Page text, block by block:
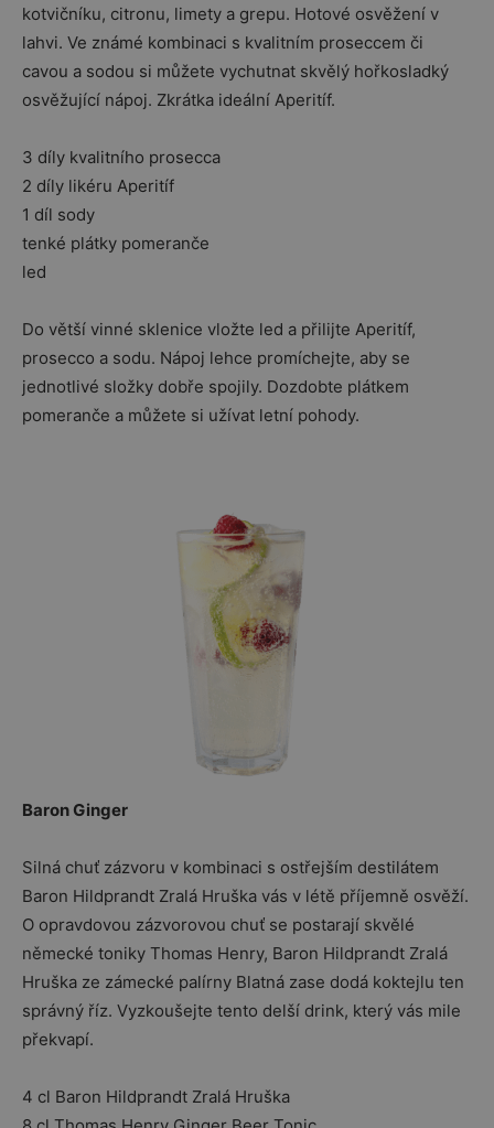
kotvičníku, citronu, limety a grepu. Hotové osvěžení v
lahvi. Ve známé kombinaci s kvalitním proseccem či
cavou a sodou si můžete vychutnat skvělý hořkosladký
osvěžující nápoj. Zkrátka ideální Aperitíf.
3 díly kvalitního prosecca
2 díly likéru Aperitíf
1 díl sody
tenké plátky pomeranče
led
Do větší vinné sklenice vložte led a přilijte Aperitíf,
prosecco a sodu. Nápoj lehce promíchejte, aby se
jednotlivé složky dobře spojily. Dozdobte plátkem
pomeranče a můžete si užívat letní pohody.
Baron Ginger
Silná chuť zázvoru v kombinaci s ostřejším destilátem
Baron Hildprandt Zralá Hruška vás v létě příjemně osvěží.
O opravdovou zázvorovou chuť se postarají skvělé
německé toniky Thomas Henry, Baron Hildprandt Zralá
Hruška ze zámecké palírny Blatná zase dodá koktejlu ten
správný říz. Vyzkoušejte tento delší drink, který vás mile
překvapí.
4 cl Baron Hildprandt Zralá Hruška